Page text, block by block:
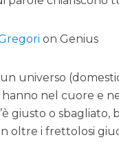
on Genius
universo
nel cuore e
giusto o sbagliato,
oltre i frettolosi